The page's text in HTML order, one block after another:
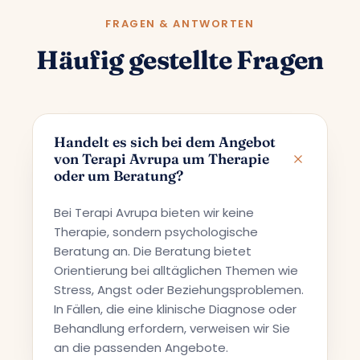
FRAGEN & ANTWORTEN
Häufig gestellte Fragen
Handelt es sich bei dem Angebot
von Terapi Avrupa um Therapie
oder um Beratung?
Bei Terapi Avrupa bieten wir keine
Therapie, sondern psychologische
Beratung an. Die Beratung bietet
Orientierung bei alltäglichen Themen wie
Stress, Angst oder Beziehungsproblemen.
In Fällen, die eine klinische Diagnose oder
Behandlung erfordern, verweisen wir Sie
an die passenden Angebote.